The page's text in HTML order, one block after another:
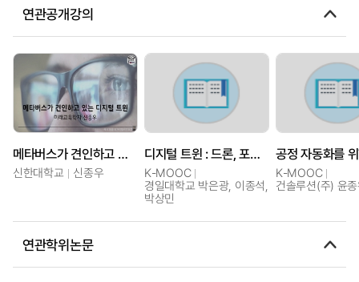
연관공개강의
메타버스가 견인하고 있는 디지털 트윈
신한대학교 신종우
디지털 트윈 : 드론, 포토그래메트리로 만드는 메타버스
K-MOOC
경일대학교 박은광, 이종석,
박상민
K-MOOC
건솔루션(주) 윤
연관학위논문